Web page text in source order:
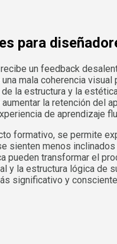
para
un feedback
mala coherencia
la estructura y la
la retención del
de aprendizaje
formativo, se permite
sienten menos
pueden transformar el
y la estructura lógica de
significativo y